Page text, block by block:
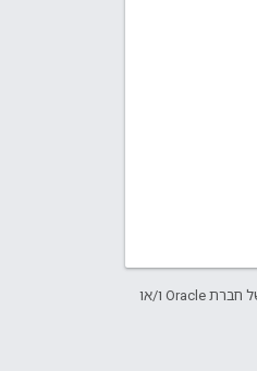
.‏ Java ו-OpenJDK הם סימנים מסחריים או סימנים מסחריים רשומים של חברת Oracle ו/או